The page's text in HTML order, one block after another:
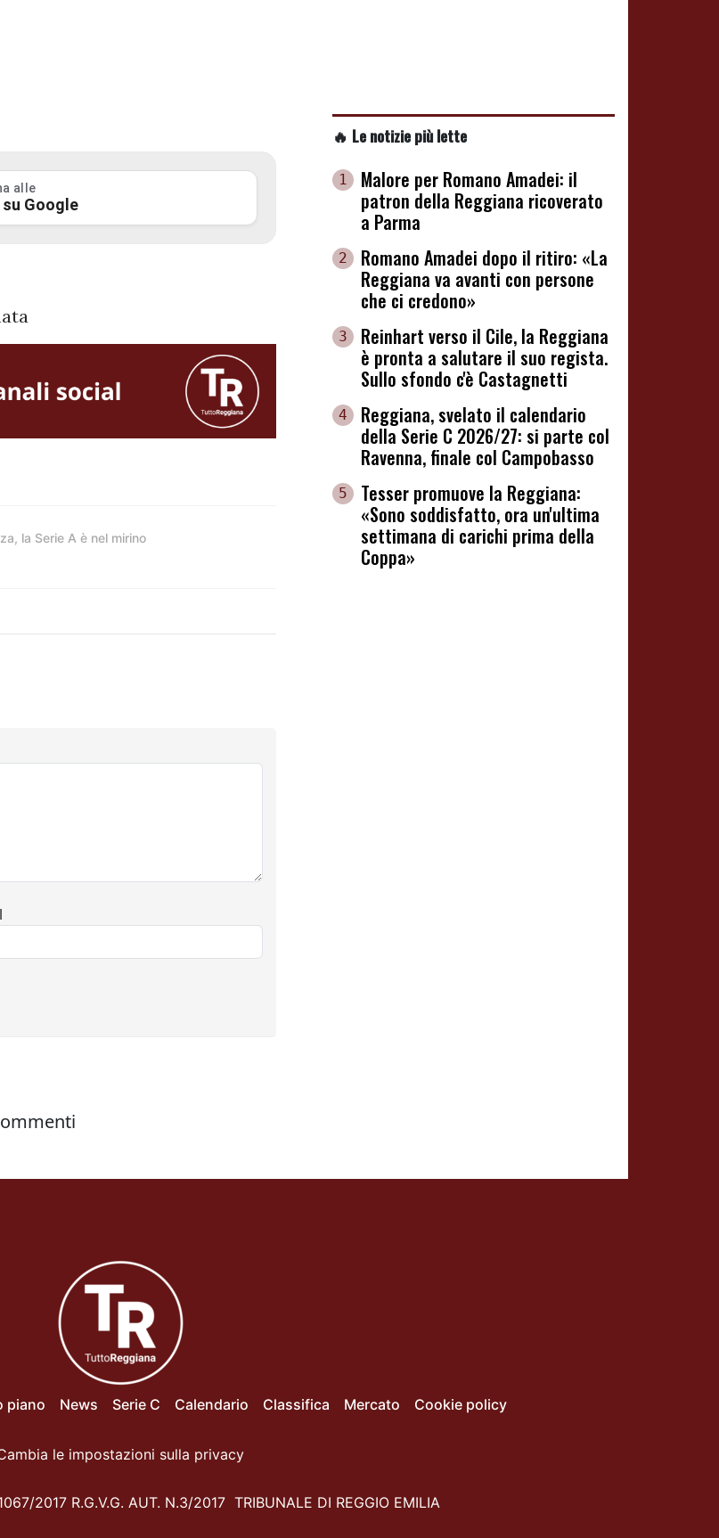
alle
Google
la Serie A è nel mirino
🔥 Le notizie più lette
1
Malore per Romano Amadei: il
patron della Reggiana ricoverato
a Parma
2
Romano Amadei dopo il ritiro: «La
Reggiana va avanti con persone
che ci credono»
3
Reinhart verso il Cile, la Reggiana
è pronta a salutare il suo regista.
Sullo sfondo c'è Castagnetti
4
Reggiana, svelato il calendario
della Serie C 2026/27: si parte col
Ravenna, finale col Campobasso
5
Tesser promuove la Reggiana:
«Sono soddisfatto, ora un'ultima
settimana di carichi prima della
Coppa»
piano News Serie C Calendario Classifica Mercato Cookie policy
le impostazioni sulla privacy
2017 R.G.V.G. AUT. N.3/2017 TRIBUNALE DI REGGIO EMILIA